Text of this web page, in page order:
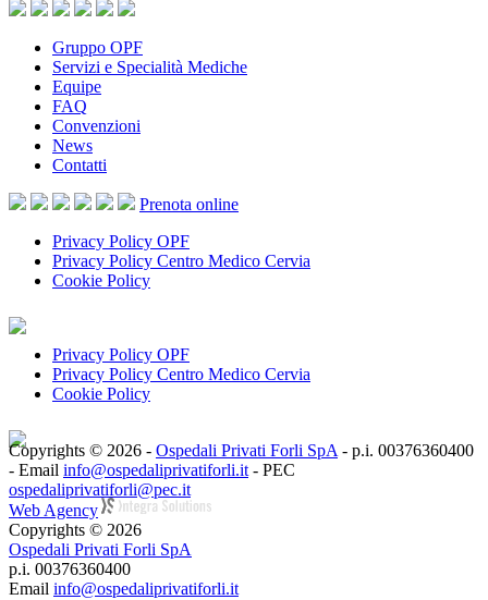
Gruppo OPF
Servizi e Specialità Mediche
Equipe
FAQ
Convenzioni
News
Contatti
Prenota online
Privacy Policy OPF
Privacy Policy Centro Medico Cervia
Cookie Policy
Privacy Policy OPF
Privacy Policy Centro Medico Cervia
Cookie Policy
Copyrights © 2026 - Ospedali Privati Forli SpA - p.i. 00376360400
- Email info@ospedaliprivatiforli.it - PEC
ospedaliprivatiforli@pec.it
Web Agency
Copyrights © 2026
Ospedali Privati Forli SpA
p.i. 00376360400
Email info@ospedaliprivatiforli.it